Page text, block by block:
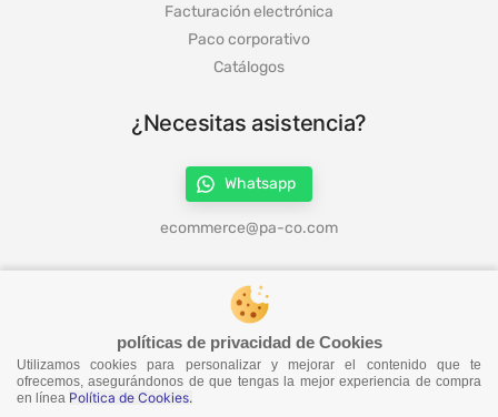
políticas de privacidad de Cookies
Utilizamos cookies para personalizar y mejorar el contenido que te
ofrecemos, asegurándonos de que tengas la mejor experiencia de compra
en línea Política de Cookies.
Facturación electrónica
Paco corporativo
Catálogos
¿Necesitas asistencia?
Whatsapp
ecommerce@pa-co.com
¡Síguenos en redes!
¡No te pierdas nuestras ofertas!